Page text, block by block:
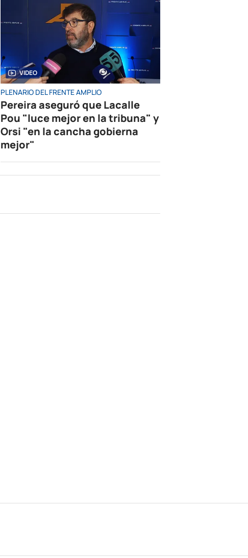
VIDEO
PLENARIO DEL FRENTE AMPLIO
Pereira aseguró que Lacalle
Pou "luce mejor en la tribuna" y
Orsi "en la cancha gobierna
mejor"